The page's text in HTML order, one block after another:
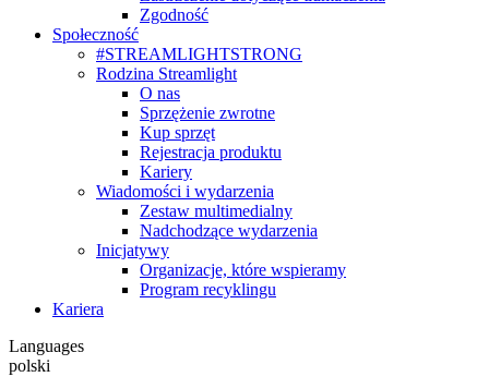
Zgodność
Społeczność
#STREAMLIGHTSTRONG
Rodzina Streamlight
O nas
Sprzężenie zwrotne
Kup sprzęt
Rejestracja produktu
Kariery
Wiadomości i wydarzenia
Zestaw multimedialny
Nadchodzące wydarzenia
Inicjatywy
Organizacje, które wspieramy
Program recyklingu
Kariera
Languages
polski